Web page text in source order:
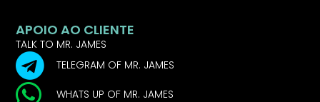
APOIO AO CLIENTE
TALK TO MR. JAMES
TELEGRAM OF MR. JAMES
WHATS UP OF MR. JAMES